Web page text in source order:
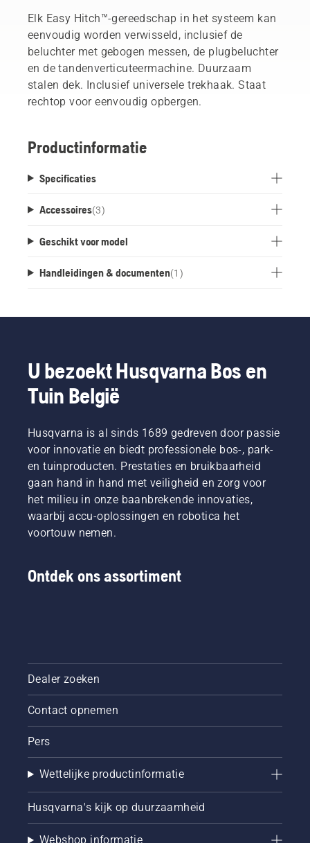
Elk Easy Hitch™-gereedschap in het systeem kan
eenvoudig worden verwisseld, inclusief de
beluchter met gebogen messen, de plugbeluchter
en de tandenverticuteermachine. Duurzaam
stalen dek. Inclusief universele trekhaak. Staat
rechtop voor eenvoudig opbergen.
Productinformatie
Specificaties
Accessoires(3)
Geschikt voor model
Handleidingen & documenten(1 )
U bezoekt Husqvarna Bos en
Tuin België
Husqvarna is al sinds 1689 gedreven door passie
voor innovatie en biedt professionele bos-, park-
en tuinproducten. Prestaties en bruikbaarheid
gaan hand in hand met veiligheid en zorg voor
het milieu in onze baanbrekende innovaties,
waarbij accu-oplossingen en robotica het
voortouw nemen.
Ontdek ons assortiment
Dealer zoeken
Contact opnemen
Pers
Wettelijke productinformatie
Husqvarna's kijk op duurzaamheid
Webshop informatie